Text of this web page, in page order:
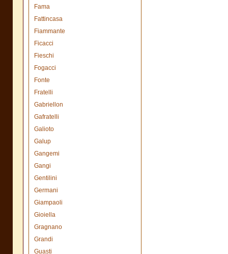
Fama
Fattincasa
Fiammante
Ficacci
Fieschi
Fogacci
Fonte
Fratelli
Gabriellon
Gafratelli
Galioto
Galup
Gangemi
Gangi
Gentilini
Germani
Giampaoli
Gioiella
Gragnano
Grandi
Guasti